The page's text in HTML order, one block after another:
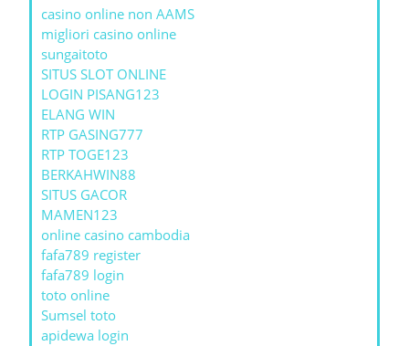
casino online non AAMS
migliori casino online
sungaitoto
SITUS SLOT ONLINE
LOGIN PISANG123
ELANG WIN
RTP GASING777
RTP TOGE123
BERKAHWIN88
SITUS GACOR
MAMEN123
online casino cambodia
fafa789 register
fafa789 login
toto online
Sumsel toto
apidewa login